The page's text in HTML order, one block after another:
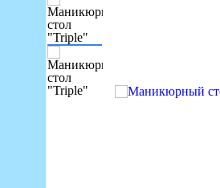
Парикмахерское
Маникюрное
Педикюрное
Массажное и SPA
Стерилизаторы